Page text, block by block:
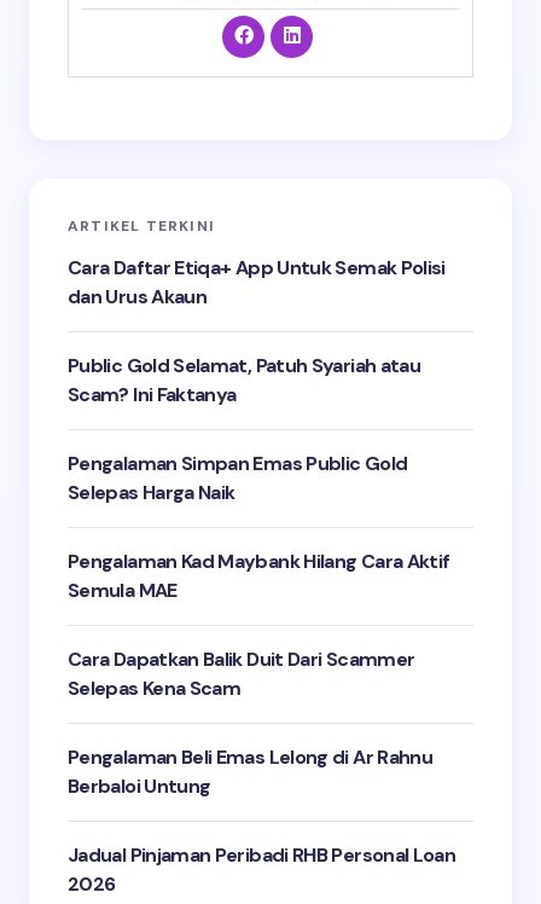
ARTIKEL TERKINI
Cara Daftar Etiqa+ App Untuk Semak Polisi
dan Urus Akaun
Public Gold Selamat, Patuh Syariah atau
Scam? Ini Faktanya
Pengalaman Simpan Emas Public Gold
Selepas Harga Naik
Pengalaman Kad Maybank Hilang Cara Aktif
Semula MAE
Cara Dapatkan Balik Duit Dari Scammer
Selepas Kena Scam
Pengalaman Beli Emas Lelong di Ar Rahnu
Berbaloi Untung
Jadual Pinjaman Peribadi RHB Personal Loan
2026